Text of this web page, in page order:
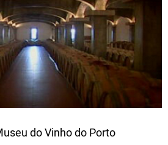
do Vinho do Porto